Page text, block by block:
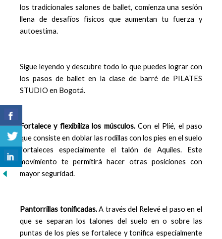
los tradicionales salones de ballet, comienza una sesión
llena de desafíos fìsicos que aumentan tu fuerza y
autoestima.
Sigue leyendo y descubre todo lo que puedes lograr con
los pasos de ballet en la clase de barré de PILATES
STUDIO en Bogotá.
Fortalece y flexibiliza los músculos.Con el Plié, el paso
que consiste en doblar las rodillas con los pies en el suelo
fortaleces especialmente el talón de Aquiles. Este
movimiento te permitirá hacer otras posiciones con
mayor seguridad.
Pantorrillas tonificadas.A través del Relevé el paso en el
que se separan los talones del suelo en o sobre las
puntas de los pies se fortalece y tonifica especialmente